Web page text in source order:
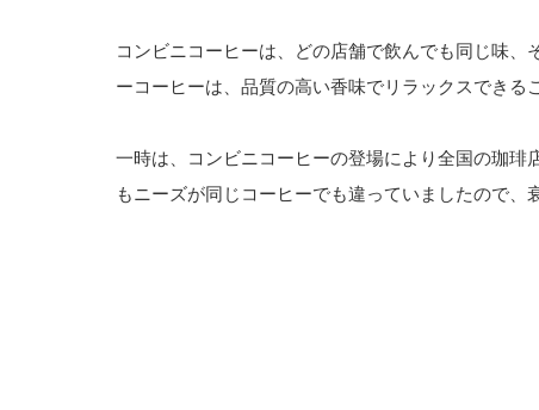
コンビニコーヒーは、どの店舗で飲んでも同じ味
ーコーヒーは、品質の高い香味でリラックスできる
一時は、コンビニコーヒーの登場により全国の珈
もニーズが同じコーヒーでも違っていましたので、